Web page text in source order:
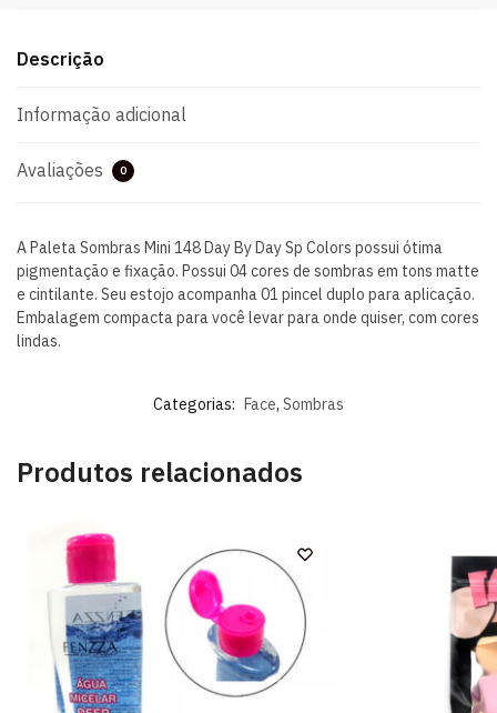
Descrição
Informação adicional
Avaliações 0
A Paleta Sombras Mini 148 Day By Day Sp Colors possui ótima
pigmentação e fixação. Possui 04 cores de sombras em tons matte
e cintilante. Seu estojo acompanha 01 pincel duplo para aplicação.
Embalagem compacta para você levar para onde quiser, com cores
lindas.
Categorias: Face, Sombras
Produtos relacionados